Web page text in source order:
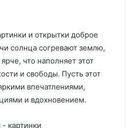
и открытки доброе
солнца согревают землю,
что наполняет этот
и свободы. Пусть этот
впечатлениями,
и вдохновением.